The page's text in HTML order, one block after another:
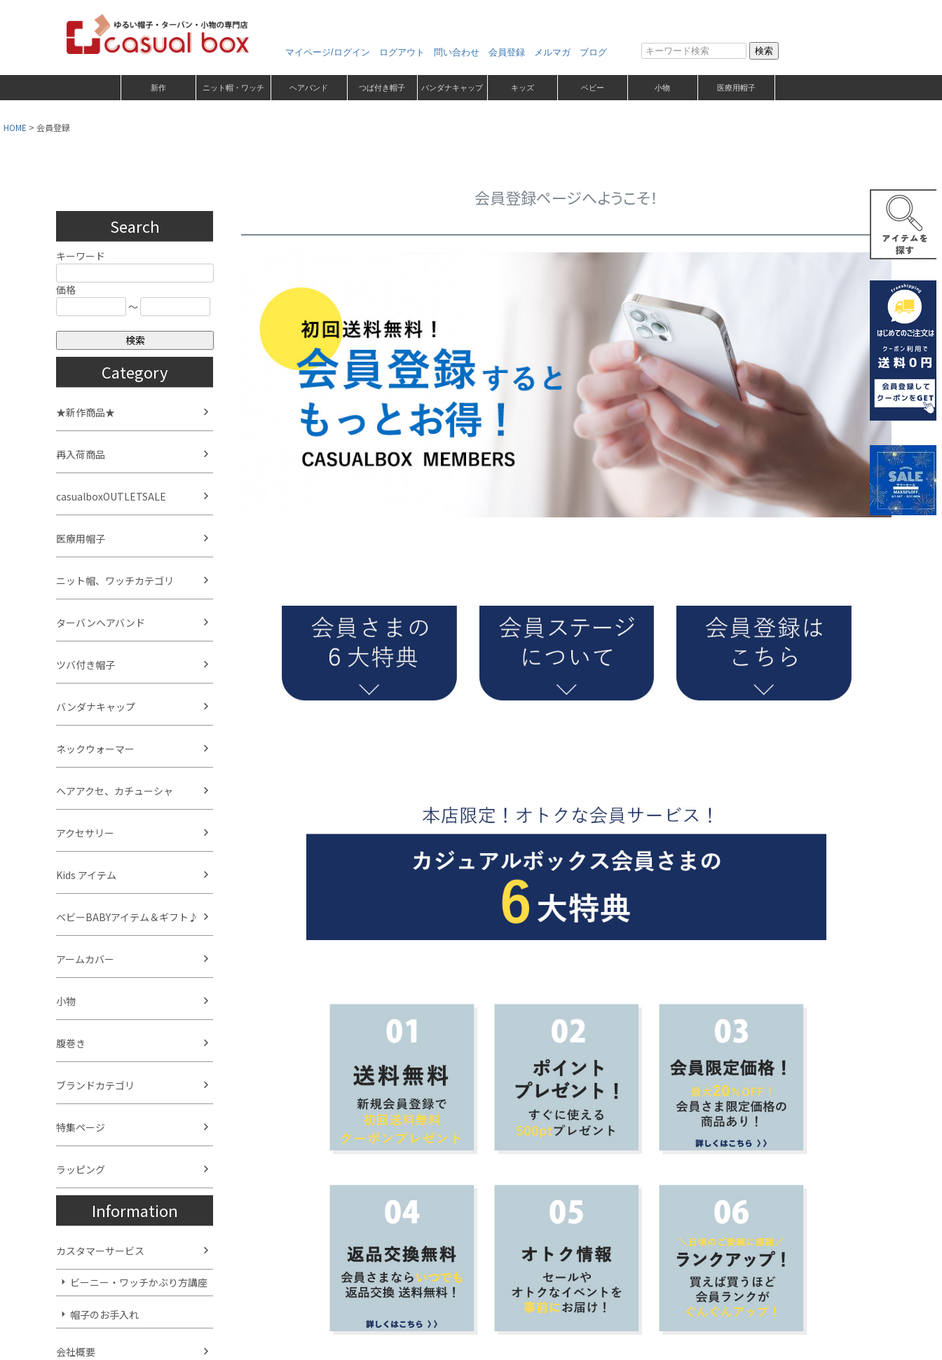
マイページ/ログイン ログアウト 問い合わせ 会員登録 メルマガ ブログ 検索
新作 ニット帽・ワッチ ヘアバンド つば付き帽子 バンダナキャップ キッズ ベビー 小物 医療用帽子
HOME 会員登録
Search
キーワード
価格
～
検索
Category
★新作商品★
再入荷商品
casualboxOUTLETSALE
医療用帽子
ニット帽、ワッチカテゴリ
ターバンヘアバンド
ツバ付き帽子
バンダナキャップ
ネックウォーマー
ヘアアクセ、カチューシャ
アクセサリー
Kids アイテム
ベビーBABYアイテム＆ギフト♪
アームカバー
小物
腹巻き
ブランドカテゴリ
特集ページ
ラッピング
Information
カスタマーサービス
ビーニー・ワッチかぶり方講座
帽子のお手入れ
会社概要
会員登録ページへようこそ！